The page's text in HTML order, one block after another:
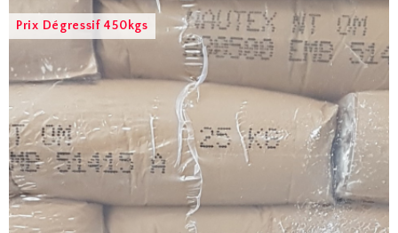
Prix Dégressif 450kgs